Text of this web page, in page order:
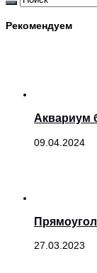
Рекомендуем
Аквариум
09.04.2024
27.03.2023